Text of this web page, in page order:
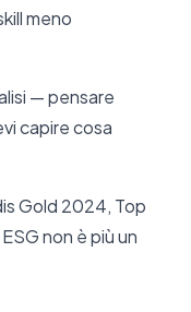
meno
— pensare
capire cosa
Gold 2024, Top
non è più un